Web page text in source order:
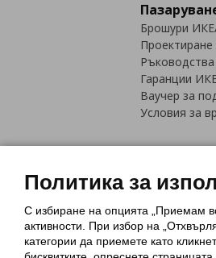
Брошури
Проектиране
Ръководства
Гаранции
Ваучер за
Условия за
Политика за
С избиране на опцията „Приемам
активности. При избор на
категории да приемете като